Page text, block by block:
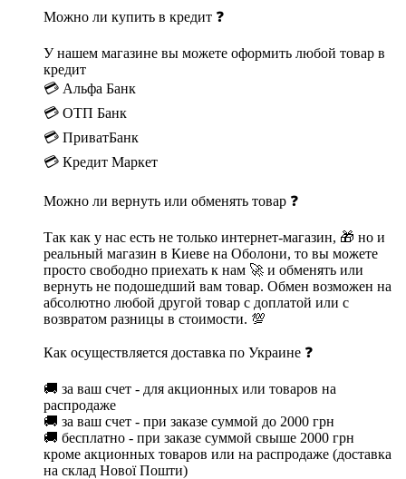
Можно ли купить в кредит ❓
У нашем магазине вы можете оформить любой товар в
кредит
💳 Альфа Банк
💳 ОТП Банк
💳 ПриватБанк
💳 Кредит Маркет
Можно ли вернуть или обменять товар ❓
Так как у нас есть не только интернет-магазин, 🎁 но и
реальный магазин в Киеве на Оболони, то вы можете
просто свободно приехать к нам 🚀 и обменять или
вернуть не подошедший вам товар. Обмен возможен на
абсолютно любой другой товар с доплатой или с
возвратом разницы в стоимости. 💯
Как осуществляется доставка по Украине ❓
🚚 за ваш счет - для акционных или товаров на
распродаже
🚚 за ваш счет - при заказе суммой до 2000 грн
🚚 бесплатно - при заказе суммой свыше 2000 грн
кроме акционных товаров или на распродаже (доставка
на склад Нової Пошти)